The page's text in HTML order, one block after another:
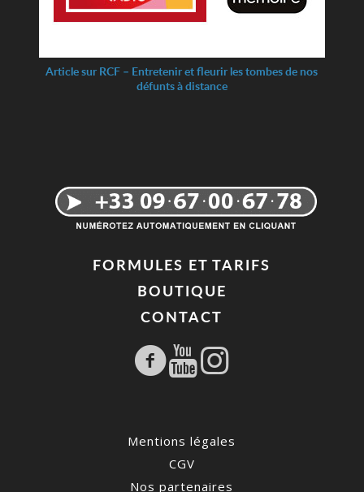
Article sur RCF – Entretenir et fleurir les tombes de nos
défunts à distance
FORMULES ET TARIFS
BOUTIQUE
CONTACT
Mentions légales
CGV
Nos partenaires